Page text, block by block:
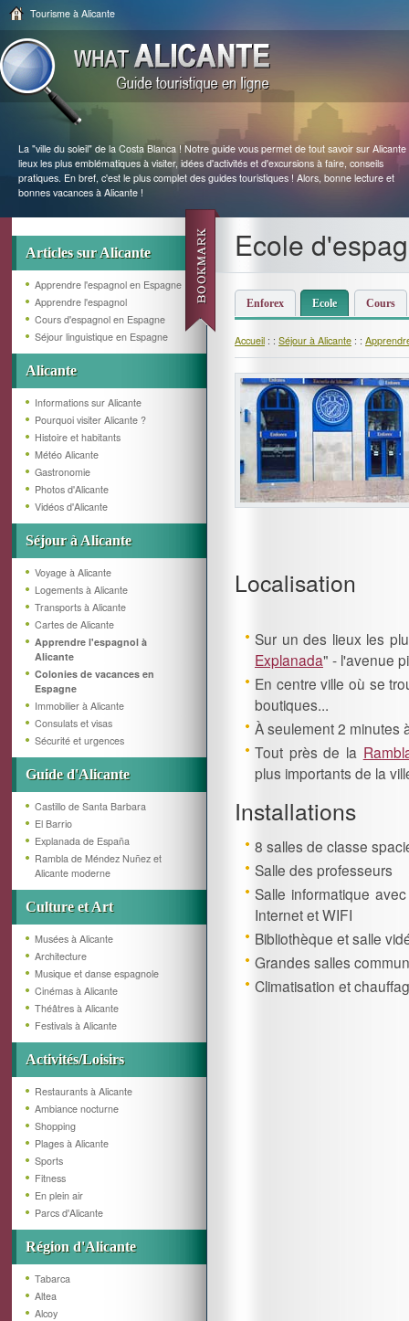
Tourisme à Alicante
La "ville du soleil" de la Costa Blanca ! Notre guide vous permet de tout savoir sur Alicante
lieux les plus emblématiques à visiter, idées d'activités et d'excursions à faire, conseils
pratiques. En bref, c'est le plus complet des guides touristiques ! Alors, bonne lecture et
bonnes vacances à Alicante !
Articles sur Alicante
Apprendre l'espagnol en Espagne
Apprendre l'espagnol
Cours d'espagnol en Espagne
Séjour linguistique en Espagne
Alicante
Informations sur Alicante
Pourquoi visiter Alicante ?
Histoire et habitants
Météo Alicante
Gastronomie
Photos d'Alicante
Vidéos d'Alicante
Séjour à Alicante
Voyage à Alicante
Logements à Alicante
Transports à Alicante
Cartes de Alicante
Apprendre l'espagnol à
Alicante
Colonies de vacances en
Espagne
Immobilier à Alicante
Consulats et visas
Sécurité et urgences
Guide d'Alicante
Castillo de Santa Barbara
El Barrio
Explanada de España
Rambla de Méndez Nuñez et
Alicante moderne
Culture et Art
Musées à Alicante
Architecture
Musique et danse espagnole
Cinémas à Alicante
Théâtres à Alicante
Festivals à Alicante
Activités/Loisirs
Restaurants à Alicante
Ambiance nocturne
Shopping
Plages à Alicante
Sports
Fitness
En plein air
Parcs d'Alicante
Région d'Alicante
Tabarca
Altea
Alcoy
Ecole
Enforex Ecole Cours
Accueil : : Séjour à Alicante : :
Localisation
Sur un des lieux les
Explanada" - l'avenue
En centre ville où se
boutiques...
À seulement 2 minutes
Tout près de la
plus importants de la
Installations
8 salles de classe
Salle des professeurs
Salle informatique
Internet et WIFI
Bibliothèque et salle
Grandes salles
Climatisation et